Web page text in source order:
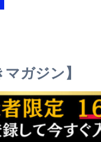
ガジン】